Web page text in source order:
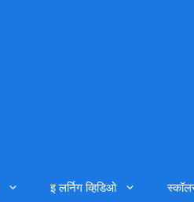
इ लर्निग व्हिडिओ